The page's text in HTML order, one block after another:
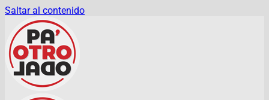
Saltar al contenido